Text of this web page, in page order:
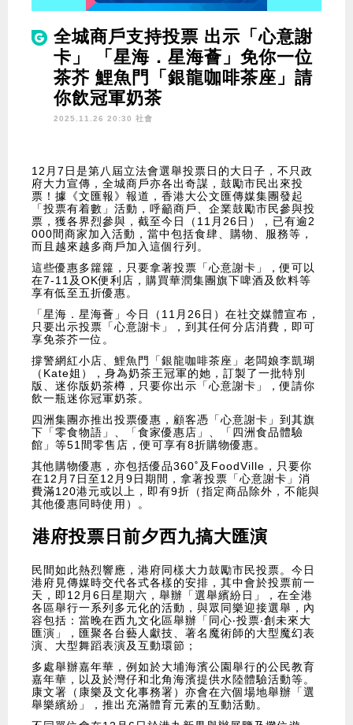
全城商戶支持投票 出示「心意謝
卡」 「星海．星海薈」免你一位
茶芥 鯉魚門「銀龍咖啡茶座」請
你飲冠軍奶茶
2025.11.26 20:30 社會
12月7日是第八屆立法會選舉投票日的大日子，不只政
府大力宣傳，全城商戶亦各出奇謀，鼓勵市民出來投
票！據《文匯報》報道，香港大公文匯傳媒集團發起
「投票有着數」活動，呼籲商戶、企業鼓勵市民參與投
票，獲各界烈參與，截至今日（11月26日），已有逾2
000間商家加入活動，當中包括食肆、購物、服務等，
而且越來越多商戶加入這個行列。
這些優惠多籮籮，只要拿著投票「心意謝卡」，便可以
在7-11及OK便利店，購買華潤集團旗下啤酒及飲料等
享有低至五折優惠。
「星海．星海薈」今日（11月26日）在社交媒體宣布，
只要出示投票「心意謝卡」，到其任何分店消費，即可
享免茶芥一位。
撐警網紅小店、鯉魚門「銀龍咖啡茶座」老闆娘李凱瑚
（Kate姐），身為奶茶王冠軍的她，訂製了一批特別
版、迷你版奶茶樽，只要你出示「心意謝卡」，便請你
飲一瓶迷你冠軍奶茶。
四洲集團亦推出投票優惠，顧客憑「心意謝卡」到其旗
下「零食物語」、「食家優惠店」、「四洲食品體驗
館」等51間零售店，便可享有8折購物優惠。
其他購物優惠，亦包括優品360˚及FoodVille，只要你
在12月7日至12月9日期間，拿著投票「心意謝卡」消
費滿120港元或以上，即有9折（指定商品除外，不能與
其他優惠同時使用）。
港府投票日前夕西九搞大匯演
民間如此熱烈響應，港府同樣大力鼓勵市民投票。今日
港府見傳媒時交代各式各樣的安排，其中會於投票前一
天，即12月6日星期六，舉辦「選舉繽紛日」，在全港
各區舉行一系列多元化的活動，與眾同樂迎接選舉，內
容包括：當晚在西九文化區舉辦「同心‧投票‧創未來大
匯演」，匯聚各台藝人獻技、著名魔術師的大型魔幻表
演、大型舞蹈表演及互動環節；
多處舉辦嘉年華，例如於大埔海濱公園舉行的公民教育
嘉年華，以及於灣仔和北角海濱提供水陸體驗活動等。
康文署（康樂及文化事務署）亦會在六個場地舉辦「選
舉樂繽紛」，推出充滿體育元素的互動活動。